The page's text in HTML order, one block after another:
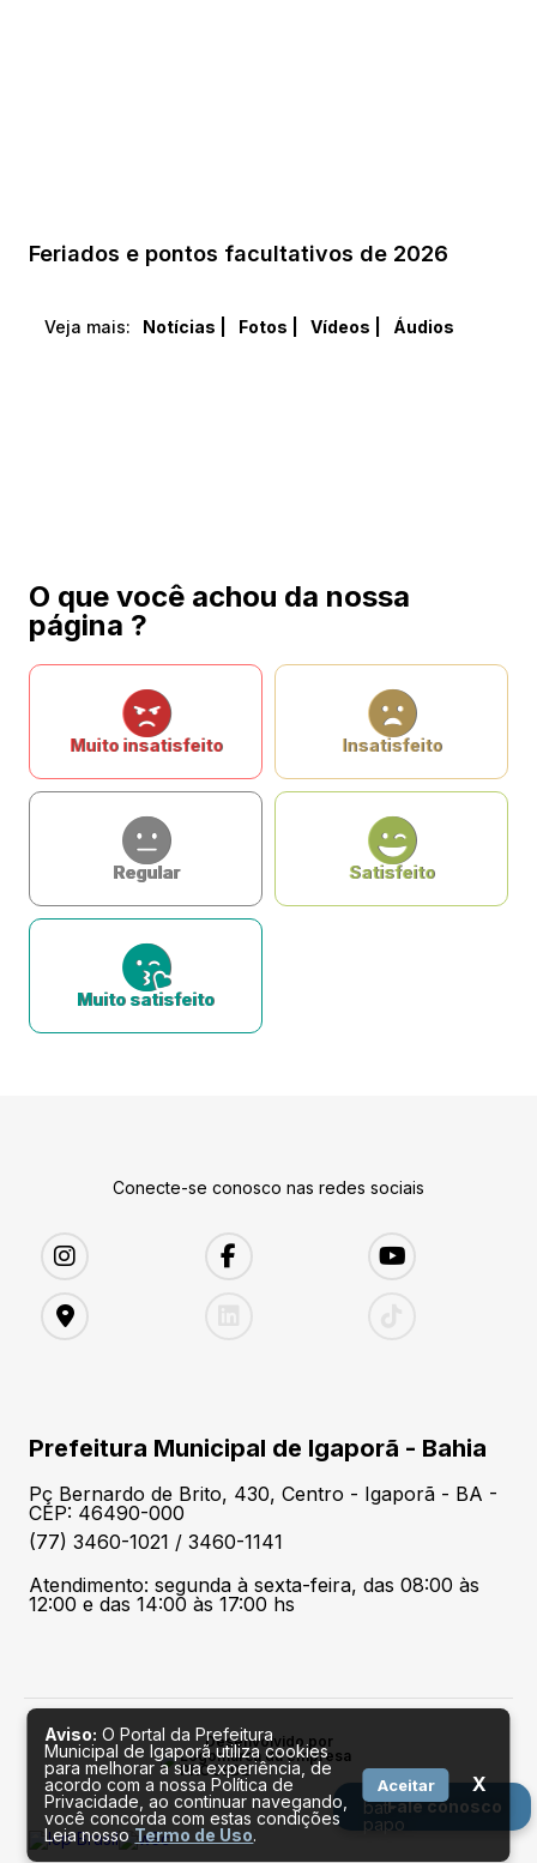
Fale conosco
Feriados e pontos facultativos de 2026
Veja mais: Notícias | Fotos | Vídeos | Áudios
O que você achou da nossa
página ?
Muito insatisfeito Insatisfeito
Regular Satisfeito
Muito satisfeito
Conecte-se conosco nas redes sociais
Prefeitura Municipal de Igaporã - Bahia
Pç Bernardo de Brito, 430, Centro - Igaporã - BA -
CEP: 46490-000
(77) 3460-1021 / 3460-1141
Atendimento: segunda à sexta-feira, das 08:00 às
12:00 e das 14:00 às 17:00 hs
Desenvolvido por
Aviso: O Portal da Prefeitura
Municipal de Igaporã utiliza cookies
para melhorar a sua experiência, de
acordo com a nossa Política de
Privacidade, ao continuar navegando,
você concorda com estas condições
Leia nosso Termo de Uso.
Aceitar X